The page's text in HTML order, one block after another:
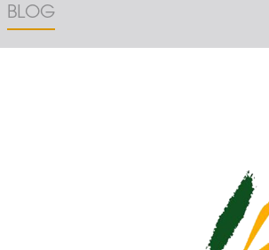
BLOG